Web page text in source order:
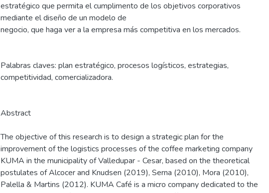
estratégico que permita el cumplimento de los objetivos corporativos
mediante el diseño de un modelo de
negocio, que haga ver a la empresa más competitiva en los mercados.
Palabras claves: plan estratégico, procesos logísticos, estrategias,
competitividad, comercializadora.
Abstract
The objective of this research is to design a strategic plan for the
improvement of the logistics processes of the coffee marketing company
KUMA in the municipality of Valledupar - Cesar, based on the theoretical
postulates of Alcocer and Knudsen (2019), Serna (2010), Mora (2010),
Palella & Martins (2012). KUMA Café is a micro company dedicated to the